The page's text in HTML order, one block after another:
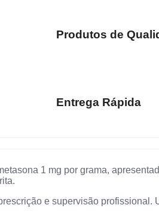
Produtos de
Entrega Rápida
1 mg por grama,
e supervisão